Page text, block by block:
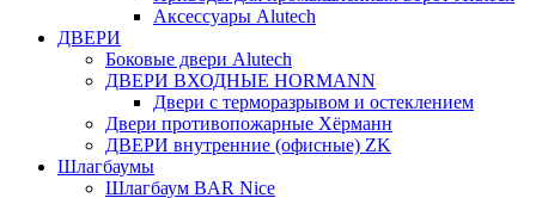
Аксессуары Alutech
ДВЕРИ
Боковые двери Alutech
ДВЕРИ ВХОДНЫЕ HORMANN
Двери с терморазрывом и остеклением
Двери противопожарные Хёрманн
ДВЕРИ внутренние (офисные) ZK
Шлагбаумы
Шлагбаум BAR Nice